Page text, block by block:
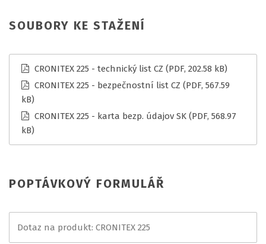
SOUBORY KE STAŽENÍ
CRONITEX 225 - technický list CZ (PDF, 202.58 kB)
CRONITEX 225 - bezpečnostní list CZ (PDF, 567.59
kB)
CRONITEX 225 - karta bezp. údajov SK (PDF, 568.97
kB)
POPTÁVKOVÝ FORMULÁŘ